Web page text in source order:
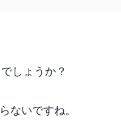
しょうか？
ないですね。